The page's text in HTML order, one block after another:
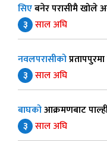
सिएबनेर परासीमै खोले
३ साल अघि
नवलपरासीको
३ साल अघि
बाघकोआक्रमणबाट
३ साल अघि